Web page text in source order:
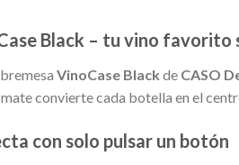
Black – tu vino
VinoCase Black de CASO
convierte cada botella en el
con solo pulsar un botón